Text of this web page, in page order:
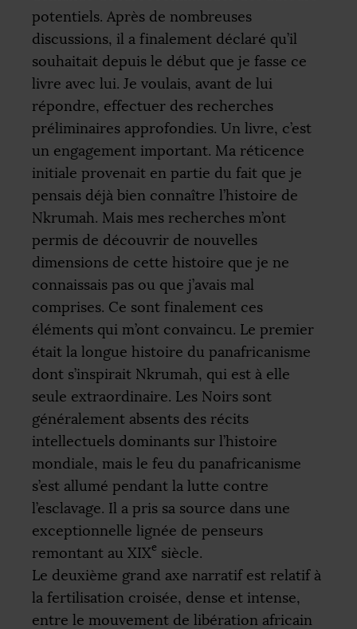
potentiels. Après de nombreuses
discussions, il a finalement déclaré qu’il
souhaitait depuis le début que je fasse ce
livre avec lui. Je voulais, avant de lui
répondre, effectuer des recherches
préliminaires approfondies. Un livre, c’est
un engagement important. Ma réticence
initiale provenait en partie du fait que je
pensais déjà bien connaître l’histoire de
Nkrumah. Mais mes recherches m’ont
permis de découvrir de nouvelles
dimensions de cette histoire que je ne
connaissais pas ou que j’avais mal
comprises. Ce sont finalement ces
éléments qui m’ont convaincu. Le premier
était la longue histoire du panafricanisme
dont s’inspirait Nkrumah, qui est à elle
seule extraordinaire. Les Noirs sont
généralement absents des récits
intellectuels dominants sur l’histoire
mondiale, mais le feu du panafricanisme
s’est allumé pendant la lutte contre
l’esclavage. Il a pris sa source dans une
exceptionnelle lignée de penseurs
remontant au XIXe siècle.
Le deuxième grand axe narratif est relatif à
la fertilisation croisée, dense et intense,
entre le mouvement de libération africain